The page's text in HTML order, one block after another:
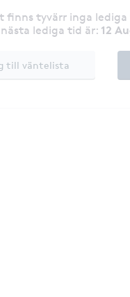
finns tyvärr inga
nästa lediga tid är: 12
till väntelista